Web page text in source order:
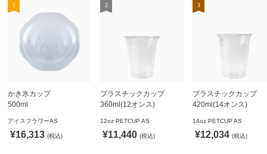
かき氷カップ
500ml
※北海道・沖縄・離島 送
料別途
アイスフラワーAS
¥16,313 (税込)
プラスチックカップ
360ml(12オンス)
製)
※沖縄・離島 配送料別途
12oz PETCUP AS
¥11,440 (税込)
プラスチックカップ
420ml(14オンス)
製)
※沖縄・離島 配送料
14oz PETCUP AS
¥12,034 (税込)